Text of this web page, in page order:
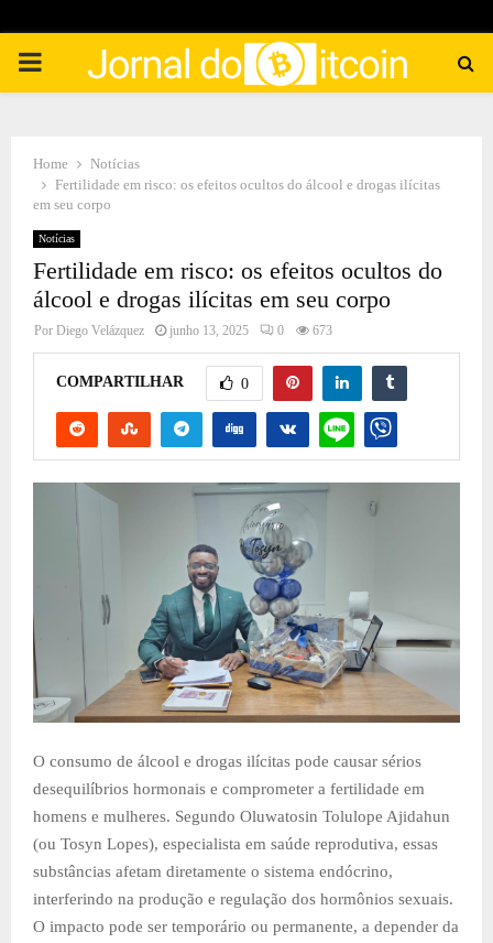
PRIMARY
Home
Notícias
Fertilidade em risco: os efeitos ocultos do álcool e drogas ilícitas
em seu corpo
Notícias
Fertilidade em risco: os efeitos ocultos do
álcool e drogas ilícitas em seu corpo
Por Diego Velázquez junho 13, 2025 0 673
COMPARTILHAR 0
O consumo de álcool e drogas ilícitas pode causar sérios
desequilíbrios hormonais e comprometer a fertilidade em
homens e mulheres. Segundo Oluwatosin Tolulope Ajidahun
(ou Tosyn Lopes), especialista em saúde reprodutiva, essas
substâncias afetam diretamente o sistema endócrino,
interferindo na produção e regulação dos hormônios sexuais.
O impacto pode ser temporário ou permanente, a depender da